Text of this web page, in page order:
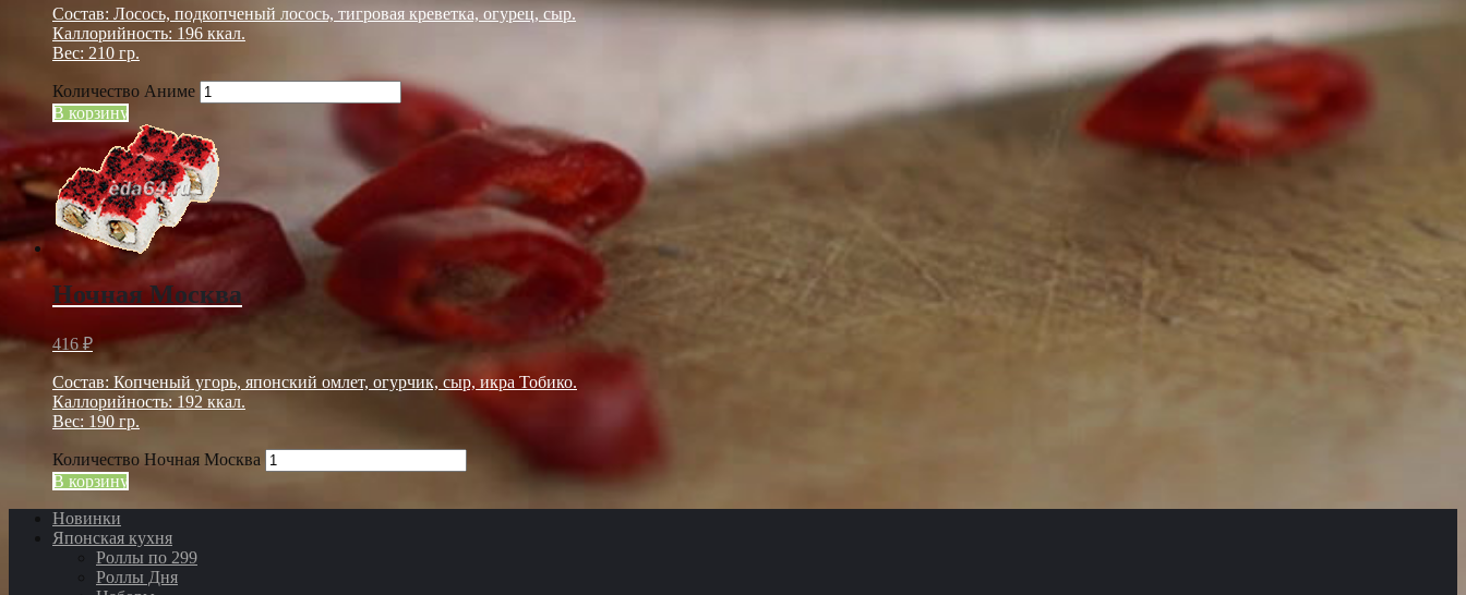
Состав: Лосось, подкопченый лосось, тигровая креветка, огурец, сыр.
Каллорийность: 196 ккал.
Вес: 210 гр.
Количество Аниме
В корзину
Ночная Москва
416₽
Состав: Копченый угорь, японский омлет, огурчик, сыр, икра Тобико.
Каллорийность: 192 ккал.
Вес: 190 гр.
Количество Ночная Москва
В корзину
Новинки
Японская кухня
Роллы по 299
Роллы Дня